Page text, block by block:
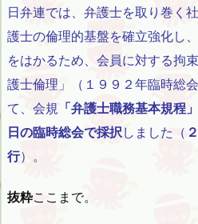
日弁連では、弁護士を取り巻く
護士の倫理的基盤を確立強化し
をはかるため、会員に対する拘
護士倫理」（１９９２年臨時総
て、会規 「弁護士職務基本規程」
日の臨時総会で採択しました（
行）。
抜粋ここまで。